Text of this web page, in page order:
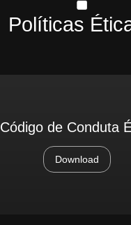
Políticas
Código de Conduta
Download